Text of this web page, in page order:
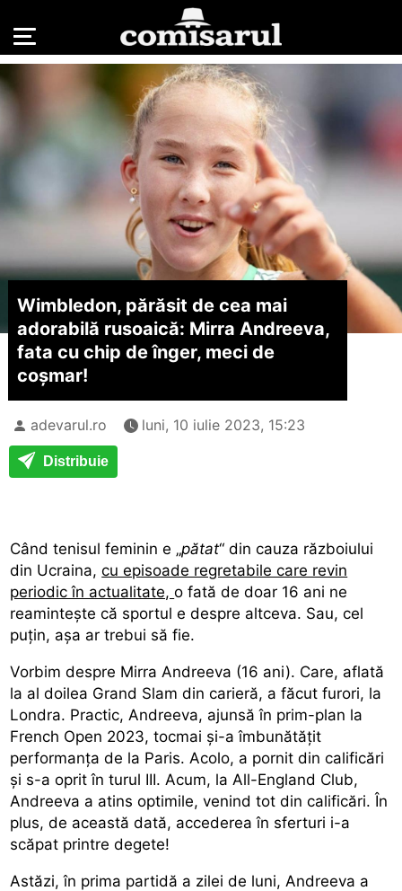
Wimbledon, părăsit de cea mai
adorabilă rusoaică: Mirra Andreeva,
fata cu chip de înger, meci de
coșmar!
adevarul.ro luni, 10 iulie 2023, 15:23
Distribuie
Când tenisul feminin e „pătat“ din cauza războiului
din Ucraina,cu episoade regretabile care revin
periodic în actualitate,o fată de doar 16 ani ne
reamintește că sportul e despre altceva. Sau, cel
puțin, așa ar trebui să fie.
Vorbim despre Mirra Andreeva (16 ani). Care, aflată
la al doilea Grand Slam din carieră, a făcut furori, la
Londra. Practic, Andreeva, ajunsă în prim-plan la
French Open 2023, tocmai și-a îmbunătățit
performanța de la Paris. Acolo, a pornit din calificări
și s-a oprit în turul III. Acum, la All-England Club,
Andreeva a atins optimile, venind tot din calificări. În
plus, de această dată, accederea în sferturi i-a
scăpat printre degete!
Astăzi, în prima partidă a zilei de luni, Andreeva a